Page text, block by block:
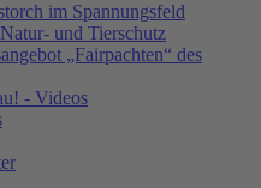
im Spannungsfeld
und Tierschutz
„Fairpachten“ des
- Videos